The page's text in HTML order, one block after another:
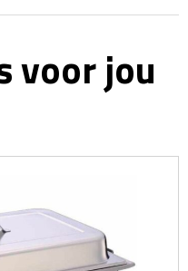
voor jou